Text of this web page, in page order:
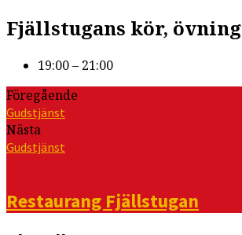
Fjällstugans kör, övning
19:00 – 21:00
Föregående
Gudstjänst
Nästa
Gudstjänst
Restaurang Fjällstugan